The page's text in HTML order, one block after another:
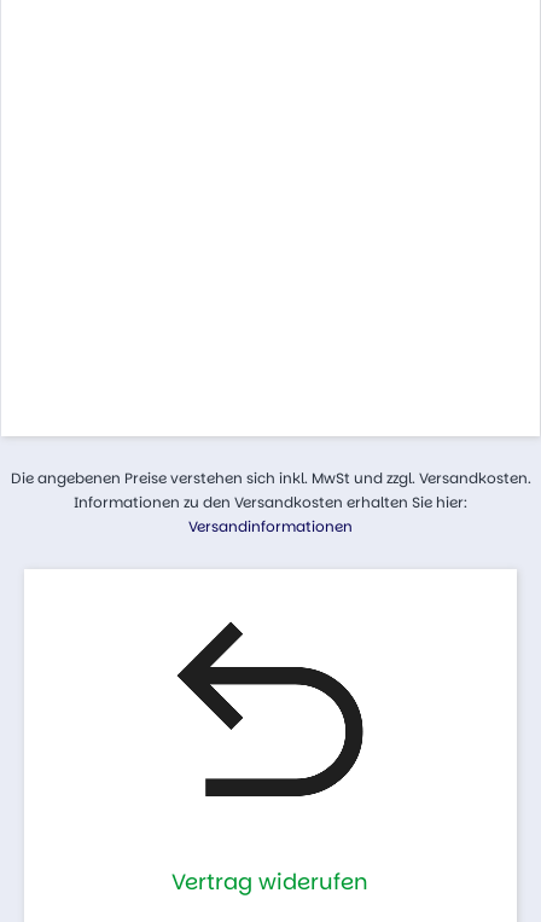
Die angebenen Preise verstehen sich inkl. MwSt und zzgl. Versandkosten.
Informationen zu den Versandkosten erhalten Sie hier:
Versandinformationen
Vertrag widerufen